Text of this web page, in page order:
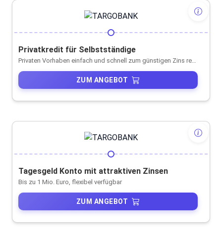
Privatkredit für Selbstständige
ZUM ANGEBOT
Tagesgeld Konto mit attraktiven Zinsen
Bis zu 1 Mio. Euro, flexibel verfügbar
ZUM ANGEBOT